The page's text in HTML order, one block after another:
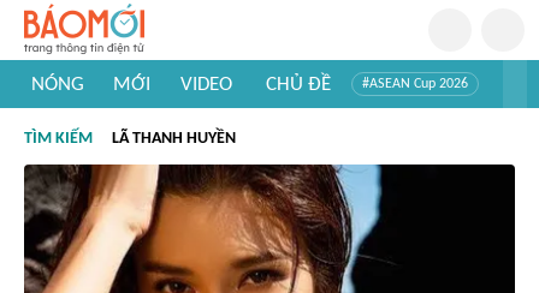
NÓNG MỚI VIDEO CHỦ ĐỀ #ASEAN Cup 2026
#Khám phá thế giới
TÌM KIẾM LÃ THANH HUYỀN